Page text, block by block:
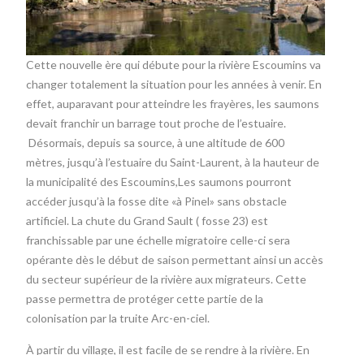
Cette nouvelle ère qui débute pour la rivière Escoumins va
changer totalement la situation pour les années à venir. En
effet, auparavant pour atteindre les frayères, les saumons
devait franchir un barrage tout proche de l’estuaire.
Désormais, depuis sa source, à une altitude de 600
mètres, jusqu’à l’estuaire du Saint-Laurent, à la hauteur de
la municipalité des Escoumins,Les saumons pourront
accéder jusqu’à la fosse dite «à Pinel» sans obstacle
artificiel. La chute du Grand Sault ( fosse 23) est
franchissable par une échelle migratoire celle-ci sera
opérante dès le début de saison permettant ainsi un accès
du secteur supérieur de la rivière aux migrateurs. Cette
passe permettra de protéger cette partie de la
colonisation par la truite Arc-en-ciel.
À partir du village, il est facile de se rendre à la rivière. En